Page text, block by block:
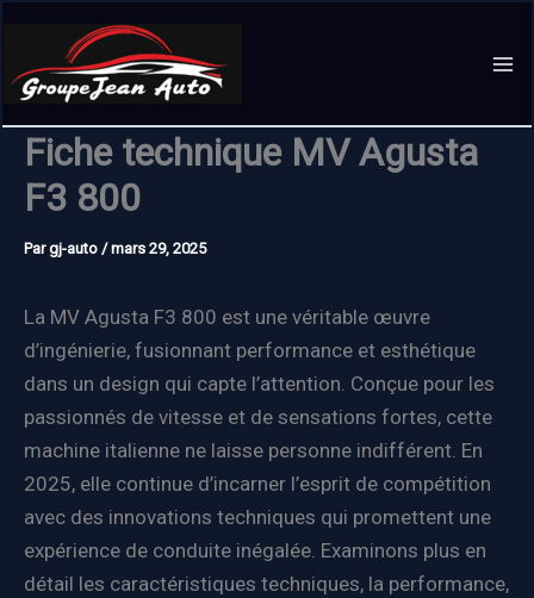
contenu
Fiche technique MV Agusta
F3 800
Pargj-auto /mars 29, 2025
La MV Agusta F3 800 est une véritable œuvre
d’ingénierie, fusionnant performance et esthétique
dans un design qui capte l’attention. Conçue pour les
passionnés de vitesse et de sensations fortes, cette
machine italienne ne laisse personne indifférent. En
2025, elle continue d’incarner l’esprit de compétition
avec des innovations techniques qui promettent une
expérience de conduite inégalée. Examinons plus en
détail les caractéristiques techniques, la performance,